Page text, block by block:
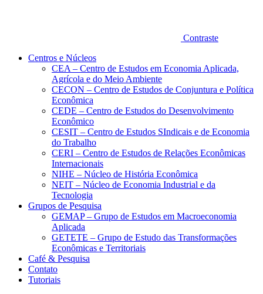
Contraste
Centros e Núcleos
CEA – Centro de Estudos em Economia Aplicada,
Agrícola e do Meio Ambiente
CECON – Centro de Estudos de Conjuntura e Política
Econômica
CEDE – Centro de Estudos do Desenvolvimento
Econômico
CESIT – Centro de Estudos SIndicais e de Economia
do Trabalho
CERI – Centro de Estudos de Relações Econômicas
Internacionais
NIHE – Núcleo de História Econômica
NEIT – Núcleo de Economia Industrial e da
Tecnologia
Grupos de Pesquisa
GEMAP – Grupo de Estudos em Macroeconomia
Aplicada
GETETE – Grupo de Estudo das Transformações
Econômicas e Territoriais
Café & Pesquisa
Contato
Tutoriais